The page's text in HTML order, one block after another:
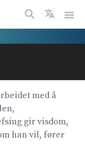
med å
gir visdom,
han vil, fører